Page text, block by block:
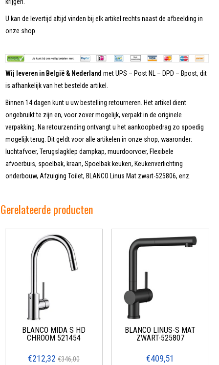
krijgen.
U kan de levertijd altijd vinden bij elk artikel rechts naast de afbeelding in
onze shop.
Wij leveren in België & Nederland met UPS – Post NL – DPD – Bpost, dit
is afhankelijk van het bestelde artikel.
Binnen 14 dagen kunt u uw bestelling retourneren. Het artikel dient
ongebruikt te zijn en, voor zover mogelijk, verpakt in de originele
verpakking. Na retourzending ontvangt u het aankoopbedrag zo spoedig
mogelijk terug. Dit geldt voor alle artikelen in onze shop, waaronder:
luchtafvoer, Terugslagklep dampkap, muurdoorvoer, Flexibele
afvoerbuis, spoelbak, kraan, Spoelbak keuken, Keukenverlichting
onderbouw, Afzuiging Toilet, BLANCO Linus Mat zwart-525806, enz.
Gerelateerde producten
BLANCO MIDA S HD
CHROOM 521454
€212,32 €346,00
BLANCO LINUS-S MAT
ZWART-525807
€409,51